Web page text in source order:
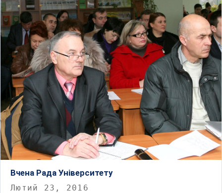
Вчена Рада Університету
Лютий 23, 2016